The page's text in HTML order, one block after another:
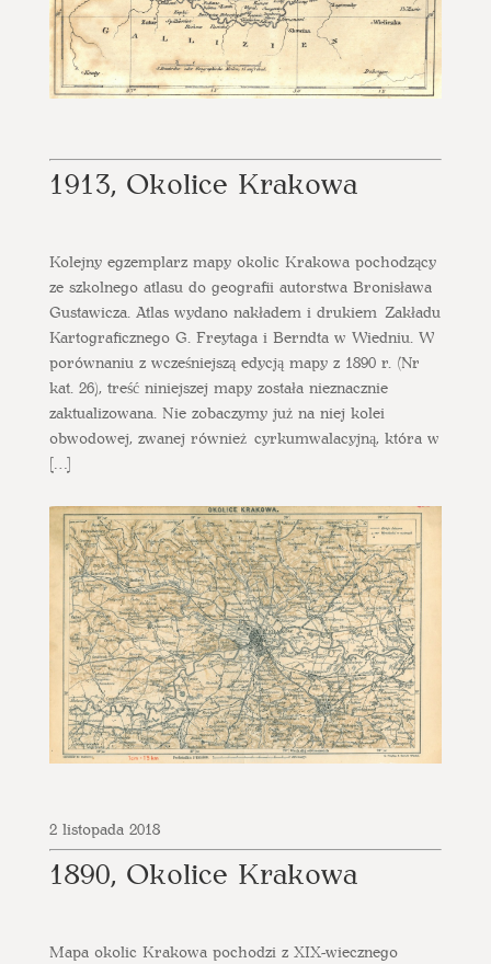
1913, Okolice Krakowa
Kolejny egzemplarz mapy okolic Krakowa pochodzący
ze szkolnego atlasu do geografii autorstwa Bronisława
Gustawicza. Atlas wydano nakładem i drukiem Zakładu
Kartograficznego G. Freytaga i Berndta w Wiedniu. W
porównaniu z wcześniejszą edycją mapy z 1890 r. (Nr
kat. 26), treść niniejszej mapy została nieznacznie
zaktualizowana. Nie zobaczymy już na niej kolei
obwodowej, zwanej również cyrkumwalacyjną, która w
[…]
2 listopada 2018
1890, Okolice Krakowa
Mapa okolic Krakowa pochodzi z XIX-wiecznego